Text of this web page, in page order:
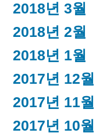
2018년 3월
2018년 2월
2018년 1월
2017년 12월
2017년 11월
2017년 10월